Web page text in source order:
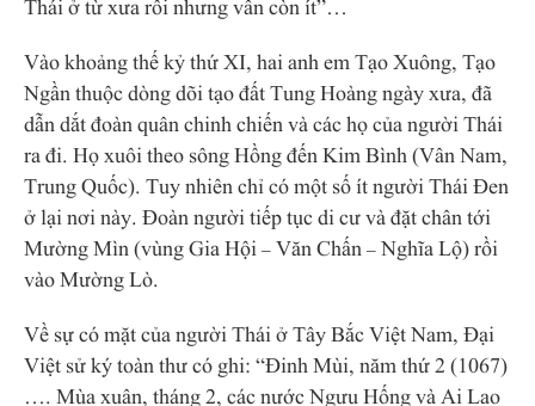
Thái ở từ xưa rồi nhưng vẫn còn ít”…
Vào khoảng thế kỷ thứ XI, hai anh em Tạo Xuông, Tạo
Ngần thuộc dòng dõi tạo đất Tung Hoàng ngày xưa, đã
dẫn dắt đoàn quân chinh chiến và các họ của người Thái
ra đi. Họ xuôi theo sông Hồng đến Kim Bình (Vân Nam,
Trung Quốc). Tuy nhiên chỉ có một số ít người Thái Đen
ở lại nơi này. Đoàn người tiếp tục di cư và đặt chân tới
Mường Mìn (vùng Gia Hội – Văn Chấn – Nghĩa Lộ) rồi
vào Mường Lò.
Về sự có mặt của người Thái ở Tây Bắc Việt Nam, Đại
Việt sử ký toàn thư có ghi: “Đinh Mùi, năm thứ 2 (1067)
…. Mùa xuân, tháng 2, các nước Ngưu Hống và Ai Lao